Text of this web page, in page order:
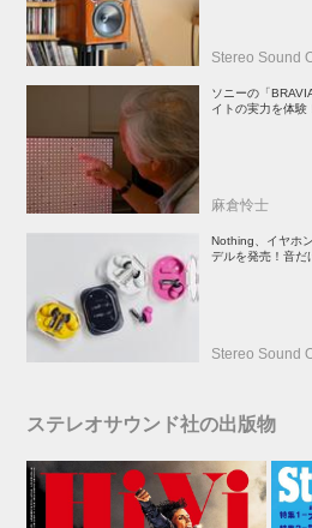
Stereo Sound
ソニーの「
イトの実力を体験
麻倉怜士
Nothing、イヤホ
デルを発売！音だ
Stereo Sound
ステレオサウンド社の出版物